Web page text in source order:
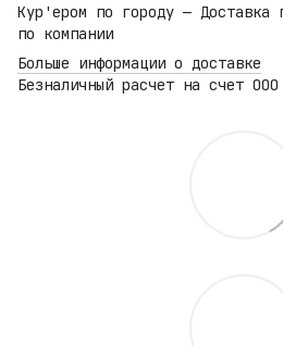
Кур'ером по городу — Доставка
по компании
Больше информации о доставке
Безналичный расчет на счет ООО